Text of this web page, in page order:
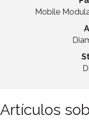
Mobile
Artículos